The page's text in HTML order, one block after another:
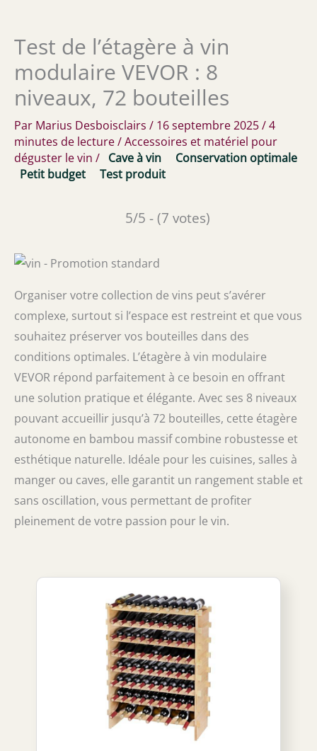
Test de l’étagère à vin
modulaire VEVOR : 8
niveaux, 72 bouteilles
Par Marius Desboisclairs / 16 septembre 2025/4
minutes de lecture/Accessoires et matériel pour
déguster le vin / Cave à vin
Conservation optimale
Petit budget
Test produit
5/5 - (7 votes)
Organiser votre collection de vins peut s’avérer
complexe, surtout si l’espace est restreint et que vous
souhaitez préserver vos bouteilles dans des
conditions optimales. L’étagère à vin modulaire
VEVOR répond parfaitement à ce besoin en offrant
une solution pratique et élégante. Avec ses 8 niveaux
pouvant accueillir jusqu’à 72 bouteilles, cette étagère
autonome en bambou massif combine robustesse et
esthétique naturelle. Idéale pour les cuisines, salles à
manger ou caves, elle garantit un rangement stable et
sans oscillation, vous permettant de profiter
pleinement de votre passion pour le vin.